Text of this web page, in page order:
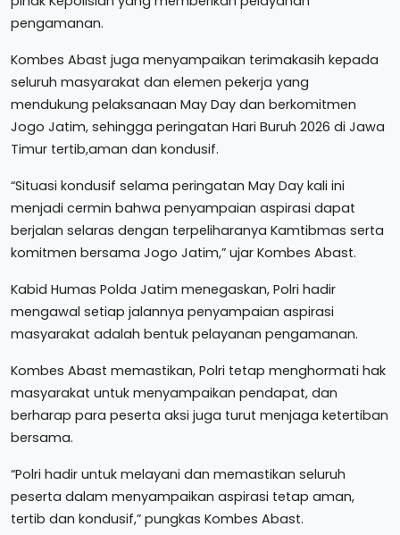
pengamanan.
Kombes Abast juga menyampaikan terimakasih kepada
seluruh masyarakat dan elemen pekerja yang
mendukung pelaksanaan May Day dan berkomitmen
Jogo Jatim, sehingga peringatan Hari Buruh 2026 di Jawa
Timur tertib,aman dan kondusif.
“Situasi kondusif selama peringatan May Day kali ini
menjadi cermin bahwa penyampaian aspirasi dapat
berjalan selaras dengan terpeliharanya Kamtibmas serta
komitmen bersama Jogo Jatim,” ujar Kombes Abast.
Kabid Humas Polda Jatim menegaskan, Polri hadir
mengawal setiap jalannya penyampaian aspirasi
masyarakat adalah bentuk pelayanan pengamanan.
Kombes Abast memastikan, Polri tetap menghormati hak
masyarakat untuk menyampaikan pendapat, dan
berharap para peserta aksi juga turut menjaga ketertiban
bersama.
“Polri hadir untuk melayani dan memastikan seluruh
peserta dalam menyampaikan aspirasi tetap aman,
tertib dan kondusif,” pungkas Kombes Abast.